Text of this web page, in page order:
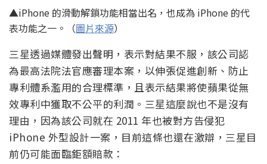
▲iPhone 的滑動解鎖功能相當出名，也成為 iPhone 的代
表功能之一。（圖片來源）
三星透過媒體發出聲明，表示對結果不服，該公司認
為最高法院法官應審理本案，以伸張促進創新、防止
專利體系濫用的合理標準，且表示結果將使蘋果從無
效專利中獲取不公平的利潤。三星這麼說也不是沒有
理由，因為該公司就在 2011 年也被對方告侵犯
iPhone 外型設計一案，目前這條也還在激辯，三星目
前仍可能面臨鉅額賠款：